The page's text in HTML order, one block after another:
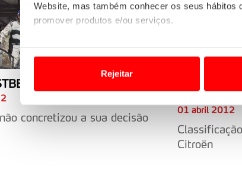
Website, mas também conhecer os seus hábitos
promover produtos e/ou serviços.
Usamos cookies para melhorar a sua
funcionalidades de redes sociais, bem como
Adicionalmente partilhamos informação,
e organizações na UE e em países terceiros.
O ACP garantirá que as transferências
Rejeitar
VENCEDOR OFICIAL
concretizou a sua decisão
ØSTBERG
01 abril 2012
Citroën